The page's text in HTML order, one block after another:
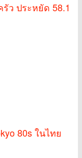
รัว ประหยัด 58.1
80s ในไทย